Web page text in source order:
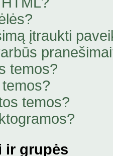
įtraukti
temos?
temos?
ir grupės